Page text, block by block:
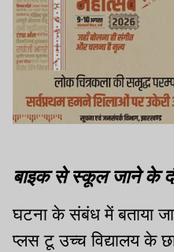
बाइक से स्कूल जाने के
घटना के संबंध में बताया
प्‍लस टू उच्‍च विद्यालय के